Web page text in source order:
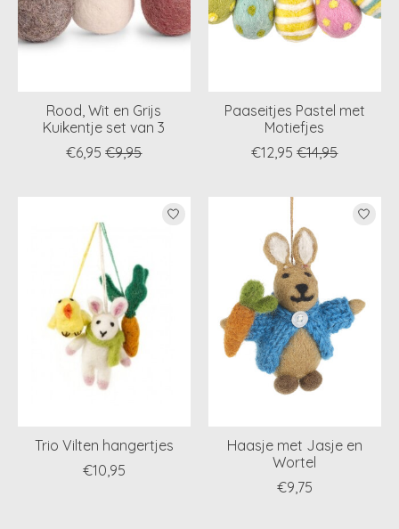
Rood, Wit en Grijs
Kuikentje set van 3
€6,95 €9,95
Paaseitjes Pastel met
Motiefjes
€12,95 €14,95
Trio Vilten hangertjes
€10,95
Haasje met Jasje en
Wortel
€9,75